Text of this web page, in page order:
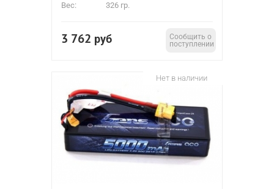
Вес:
326 гр.
3 762 руб
Сообщить о
поступлении
Нет в наличии